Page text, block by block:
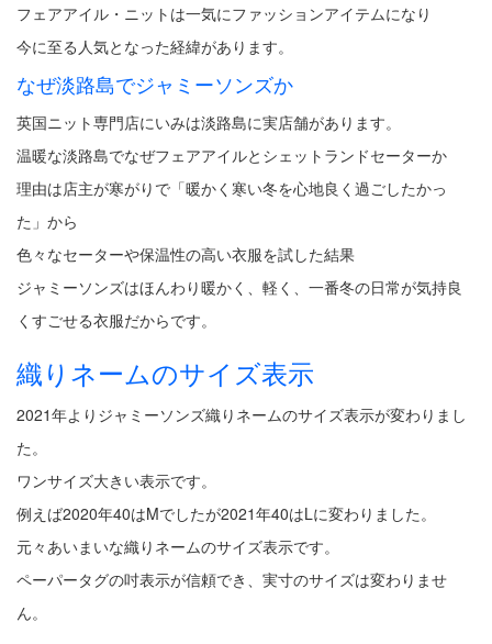
フェアアイル・ニットは一気にファッションアイテムになり
今に至る人気となった経緯があります。
なぜ淡路島でジャミーソンズか
英国ニット専門店にいみは淡路島に実店舗があります。
温暖な淡路島でなぜフェアアイルとシェットランドセーターか
理由は店主が寒がりで「暖かく寒い冬を心地良く過ごしたかっ
た」から
色々なセーターや保温性の高い衣服を試した結果
ジャミーソンズはほんわり暖かく、軽く、一番冬の日常が気持良
くすごせる衣服だからです。
織りネームのサイズ表示
2021年よりジャミーソンズ織りネームのサイズ表示が変わりまし
た。
ワンサイズ大きい表示です。
例えば2020年40はMでしたが2021年40はLに変わりました。
元々あいまいな織りネームのサイズ表示です。
ペーパータグの吋表示が信頼でき、実寸のサイズは変わりませ
ん。